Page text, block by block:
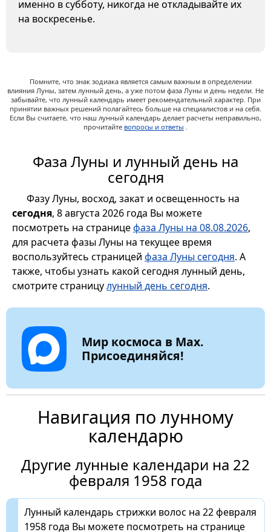
именно в субботу, никогда не откладывайте их
на воскресенье.
Помните, что знак зодиака является самым важным в определении
влияния Луны, затем лунный день, а уже потом фаза Луны и день недели. Не
забывайте, что лунный календарь имеет рекомендательный характер. При
принятии важных решений полагайтесь больше на специалистов и на себя.
Если Вы считаете, что наш лунный календарь делает расчеты неправильно,
прочитайте вопросы и ответы .
Фаза Луны и лунный день на
сегодня
Фазу Луны, восход, закат и освещенность на
сегодня, 8 августа 2026 года Вы можете
посмотреть на страницефаза Луны на 08.08.2026,
для расчета фазы Луны на текущее время
воспользуйтесь страницей фаза Луны сегодня. А
также, чтобы узнать какой сегодня лунный день,
смотрите страницулунный день сегодня.
Мир космоса в Max.
Присоединяйся!
Навигация по лунному
календарю
Другие лунные календари на 22
февраля 1958 года
Лунный календарь стрижки волос на 22 февраля
1958 года Вы можете посмотреть на странице